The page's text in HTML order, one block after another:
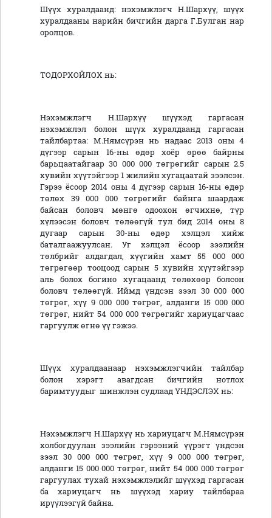
Шүүх хуралдаанд: нэхэмжлэгч Н.Шархүү, шүүх
хуралдааны нарийн бичгийн дарга Г.Булган нар
оролцов.
ТОДОРХОЙЛОХ нь:
Нэхэмжлэгч Н.Шархүү шүүхэд гаргасан
нэхэмжлэл болон шүүх хуралдаанд гаргасан
тайлбартаа: М.Нямсүрэн нь надаас 2013 оны 4
дүгээр сарын 16-ны өдөр хоёр өрөө байрны
барьцаатайгаар 30 000 000 төгрөгийг сарын 2.5
хувийн хүүтэйгээр 1 жилийн хугацаатай зээлсэн.
Гэрээ ёсоор 2014 оны 4 дүгээр сарын 16-ны өдөр
төлөх 39 000 000 төгрөгийг байнга шаардаж
байсан боловч мөнгө одоохон өгчихнө, түр
хүлээсэн боловч төлөөгүй тул бид 2014 оны 8
дугаар сарын 30-ны өдөр хэлцэл хийж
баталгаажуулсан. Уг хэлцэл ёсоор зээлийн
төлбрийг алдагдал, хүүгийн хамт 55 000 000
төгрөгөөр тооцоод сарын 5 хувийн хүүтэйгээр
аль болох богино хугацаанд төлөхөөр болсон
боловч төлөөгүй. Иймд үндсэн зээл 30 000 000
төгрөг, хүү 9 000 000 төгрөг, алданги 15 000 000
төгрөг, нийт 54 000 000 төгрөгийг хариуцагчаас
гаргуулж өгнө үү гэжээ.
Шүүх хуралдаанаар нэхэмжлэгчийн тайлбар
болон хэрэгт авагдсан бичгийн нотлох
баримтуудыг шинжлэн судлаад ҮНДЭСЛЭХ нь:
Нэхэмжлэгч Н.Шархүү нь хариуцагч М.Нямсүрэн
холбогдуулан зээлийн гэрээний үүрэгт үндсэн
зээл 30 000 000 төгрөг, хүү 9 000 000 төгрөг,
алданги 15 000 000 төгрөг, нийт 54 000 000 төгрөг
гаргуулах тухай нэхэмжлэлийг шүүхэд гаргасан
ба хариуцагч нь шүүхэд хариу тайлбараа
ирүүлээгүй байна.